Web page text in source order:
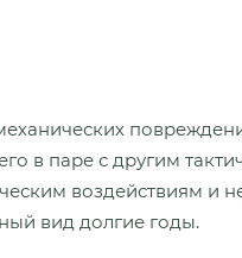
в паре с другим
воздействиям и
вид долгие годы.